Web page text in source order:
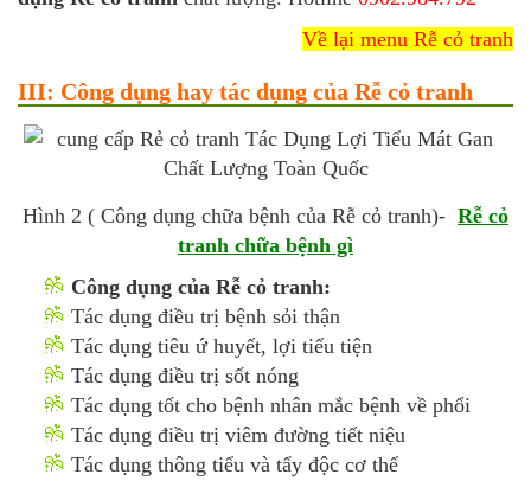
Về lại menu Rễ cỏ tranh
III: Công dụng hay tác dụng của Rễ cỏ tranh
Hình 2 ( Công dụng chữa bệnh của Rễ cỏ tranh)- Rễ cỏ
tranh chữa bệnh gì
Công dụng của Rễ cỏ tranh:
Tác dụng điều trị bệnh sỏi thận
Tác dụng tiêu ứ huyết, lợi tiểu tiện
Tác dụng điều trị sốt nóng
Tác dụng tốt cho bệnh nhân mắc bệnh về phổi
Tác dụng điều trị viêm đường tiết niệu
Tác dụng thông tiểu và tẩy độc cơ thể